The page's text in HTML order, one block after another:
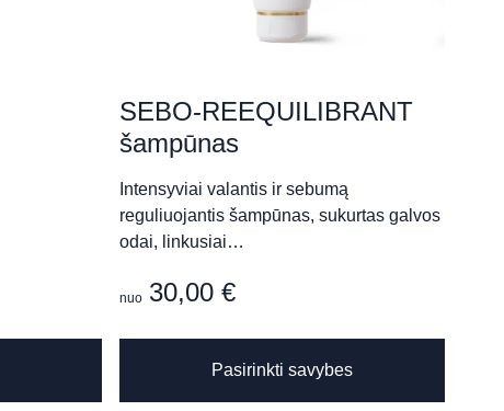
SEBO-REEQUILIBRANT
šampūnas
Intensyviai valantis ir sebumą
reguliuojantis šampūnas, sukurtas galvos
odai, linkusiai…
nuo 30,00 €
Pasirinkti savybes
has